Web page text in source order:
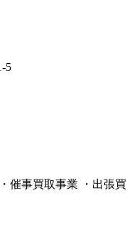
5
催事買取事業 ・出張買